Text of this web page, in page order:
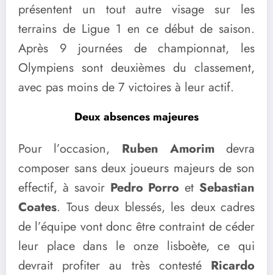
présentent un tout autre visage sur les
terrains de Ligue 1 en ce début de saison.
Après 9 journées de championnat, les
Olympiens sont deuxièmes du classement,
avec pas moins de 7 victoires à leur actif.
Deux absences majeures
Pour l’occasion, Ruben Amorimdevra
composer sans deux joueurs majeurs de son
effectif, à savoir Pedro Porro et Sebastian
Coates. Tous deux blessés, les deux cadres
de l’équipe vont donc être contraint de céder
leur place dans le onze lisboète, ce qui
devrait profiter au très contesté Ricardo